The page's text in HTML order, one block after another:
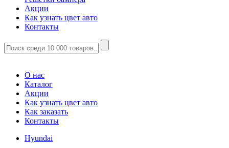
Акции
Как узнать цвет авто
Контакты
О нас
Каталог
Акции
Как узнать цвет авто
Как заказать
Контакты
Hyundai